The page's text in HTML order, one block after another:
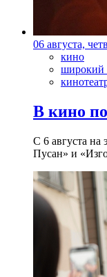
06 августа,
кино
широкий
В кино
С 6 августа
Пусан» и